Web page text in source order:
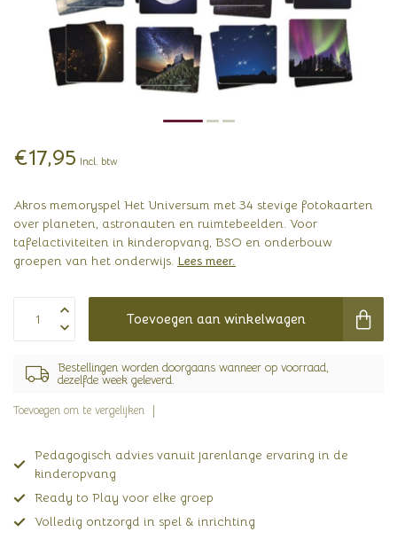
€17,95 Incl. btw
Akros memoryspel Het Universum met 34 stevige fotokaarten
over planeten, astronauten en ruimtebeelden. Voor
tafelactiviteiten in kinderopvang, BSO en onderbouw
groepen van het onderwijs. Lees meer.
Toevoegen aan winkelwagen
Bestellingen worden doorgaans wanneer op voorraad,
dezelfde week geleverd.
Toevoegen om te vergelijken
Pedagogisch advies vanuit jarenlange ervaring in de
kinderopvang
Ready to Play voor elke groep
Volledig ontzorgd in spel & inrichting